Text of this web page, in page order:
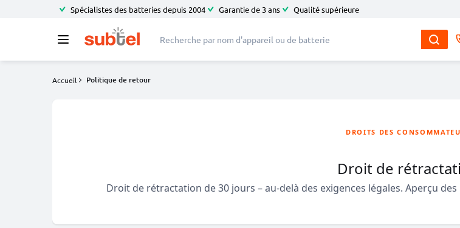
Spécialistes des batteries depuis 2004 Garantie de 3 ans Qualité supérieure
Accueil Politique de retour
DROITS DES
Droit de
Droit de rétractation de 30 jours – au-delà des exigences légales. Aperçu